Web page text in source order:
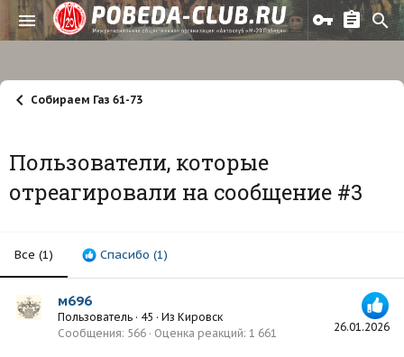
Собираем Газ 61-73
Пользователи, которые
отреагировали на сообщение #3
Все (1) Спасибо (1)
26.01.2026
м696
Пользователь · 45 · Из Кировск
Сообщения 566 Оценка реакций 1 661